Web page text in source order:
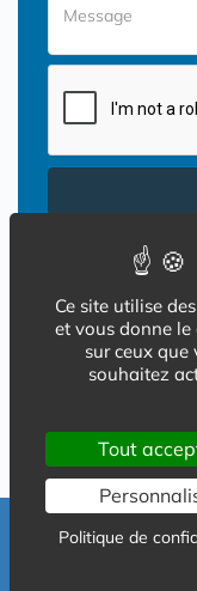
En cliquant sur le
ou téléphone par les
UN
EN
Besoin
Ce site utilise
et vous donne le
sur ceux que
souhaitez
Tout
Politique de